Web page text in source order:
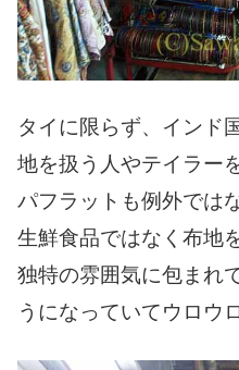
タイに限らず、インド
地を扱う人やテイラー
パフラットも例外では
生鮮食品ではなく布地
独特の雰囲気に包まれ
うになっていてウロウ